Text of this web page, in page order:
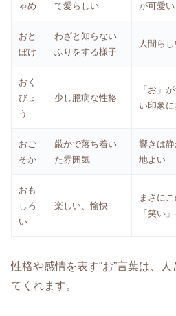
ゃめ
て愛らしい
が可愛い
おと
ぼけ
わざと知らない
ふりをする様子
人間ら
おく
びょ
う
少し臆病な性格
「お」
い印象
おご
そか
厳かで落ち着い
た雰囲気
響きは
地よい
おも
しろ
い
楽しい、愉快
まさに
「笑い
性格や感情を表す“お”言葉は、
てくれます。